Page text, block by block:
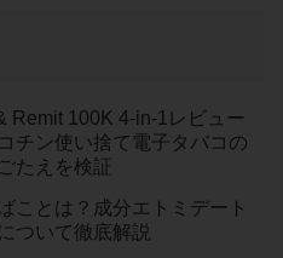
Remit 100K 4-in-1レビュー
チン使い捨て電子タバコの
たえを検証
ことは？成分エトミデート
ついて徹底解説